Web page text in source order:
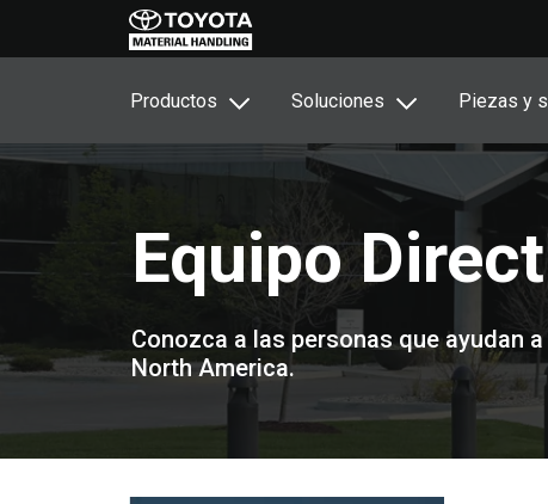
Productos Soluciones Piezas y
Equipo
Conozca a las personas que ayudan
North America.